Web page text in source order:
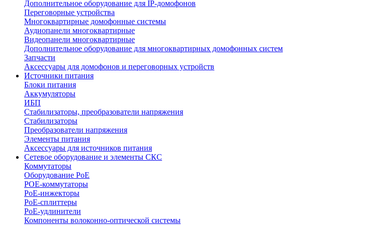
Дополнительное оборудование для IP-домофонов
Переговорные устройства
Многоквартирные домофонные системы
Аудиопанели многоквартирные
Видеопанели многоквартирные
Дополнительное оборудование для многоквартирных домофонных систем
Запчасти
Аксессуары для домофонов и переговорных устройств
Источники питания
Блоки питания
Аккумуляторы
ИБП
Стабилизаторы, преобразователи напряжения
Стабилизаторы
Преобразователи напряжения
Элементы питания
Аксессуары для источников питания
Сетевое оборудование и элементы СКС
Коммутаторы
Оборудование PoE
POE-коммутаторы
PoE-инжекторы
PoE-сплиттеры
PoE-удлинители
Компоненты волоконно-оптической системы